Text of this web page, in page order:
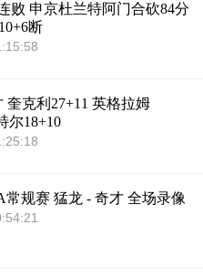
败 申京杜兰特阿门合砍84分
断
奎克利27+11 英格拉姆
尔18+10
常规赛 猛龙 - 奇才 全场录像